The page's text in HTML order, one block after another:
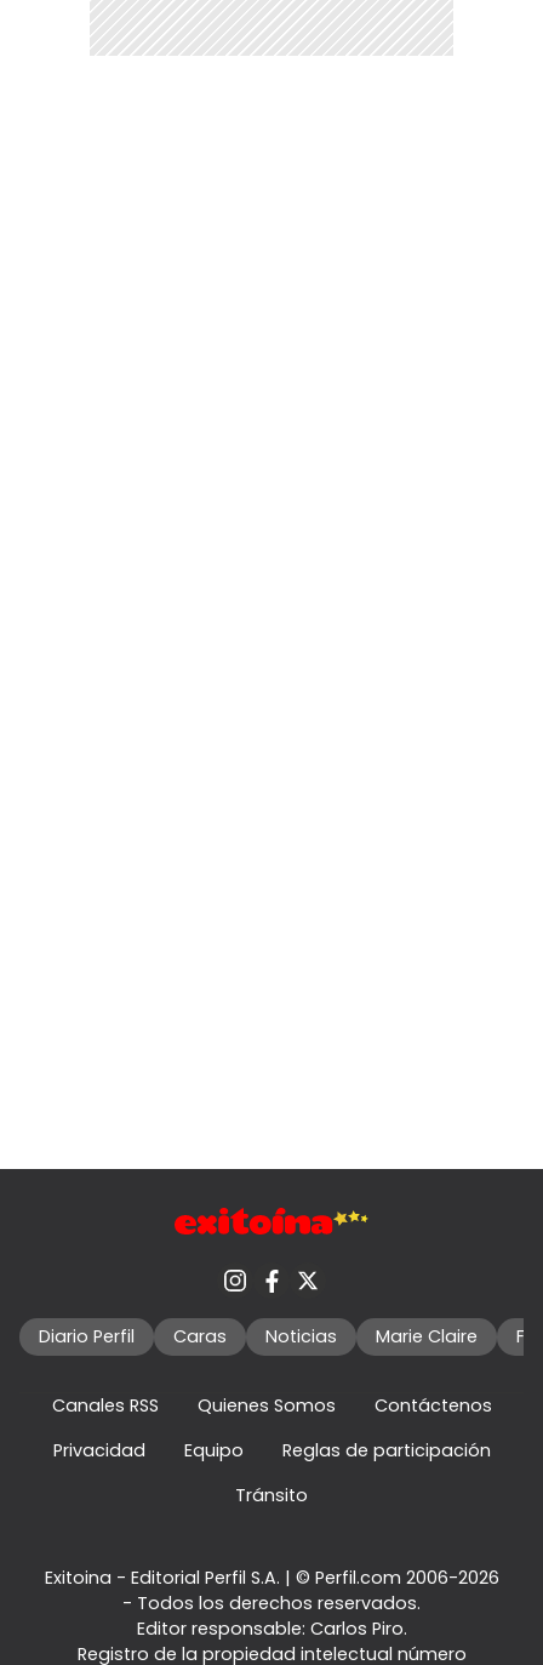
Diario Perfil Caras Noticias Marie Claire
Canales RSS Quienes Somos
Contáctenos
Privacidad
Equipo
Reglas de participación
Tránsito
Exitoina - Editorial Perfil S.A. | © Perfil.com 2006-2026
- Todos los derechos reservados.
Editor responsable: Carlos Piro.
Registro de la propiedad intelectual número